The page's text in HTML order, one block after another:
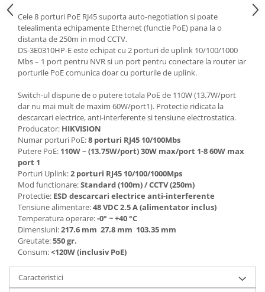
Cele 8 porturi PoE RJ45 suporta auto-negotiation si poate
telealimenta echipamente Ethernet (functie PoE) pana la o
distanta de 250m in mod CCTV.
DS-3E0310HP-E este echipat cu 2 porturi de uplink 10/100/1000
Mbs – 1 port pentru NVR si un port pentru conectare la router iar
porturile PoE comunica doar cu porturile de uplink.
Switch-ul dispune de o putere totala PoE de 110W (13.7W/port
dar nu mai mult de maxim 60W/port1). Protectie ridicata la
descarcari electrice, anti-interferente si tensiune electrostatica.
Producator: HIKVISION
Numar porturi PoE:8 porturi RJ45 10/100Mbs
Putere PoE: 110W – (13.75W/port) 30W max/port 1-8 60W max
port 1
Porturi Uplink:2 porturi RJ45 10/100/1000Mps
Mod functionare:Standard (100m) / CCTV (250m)
Protectie: ESD descarcari electrice anti-interferente
Tensiune alimentare:48 VDC 2.5 A (alimentator inclus)
Temperatura operare:-0° ~ +40 °C
Dimensiuni:217.6 mm 27.8 mm 103.35 mm
Greutate:550 gr.
Consum:<120W (inclusiv PoE)
Caracteristici